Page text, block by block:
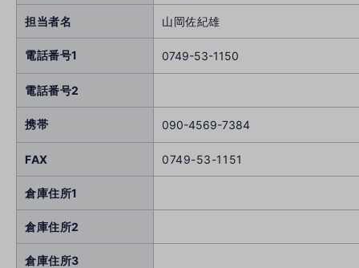
担当者名 山岡佐紀雄
電話番号1 0749-53-1150
電話番号2
携帯 090-4569-7384
FAX 0749-53-1151
倉庫住所1
倉庫住所2
倉庫住所3